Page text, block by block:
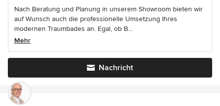
Nach Beratung und Planung in unserem Showroom bieten wir
auf Wunsch auch die professionelle Umsetzung Ihres
modernen Traumbades an. Egal, ob B...
Mehr
Nachricht